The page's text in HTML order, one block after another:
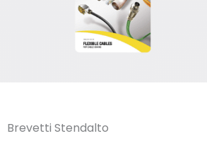
Brevetti Stendalto